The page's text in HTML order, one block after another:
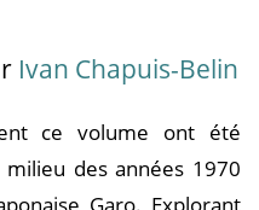
Ivan Chapuis-Belin
ce volume ont été
des années 1970